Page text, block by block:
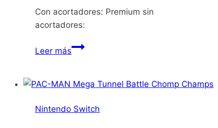
Con acortadores: Premium sin
acortadores:
Leer másUnderling
Nintendo Switch